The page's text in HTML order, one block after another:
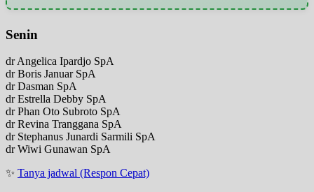
Senin
dr Angelica Ipardjo SpA
dr Boris Januar SpA
dr Dasman SpA
dr Estrella Debby SpA
dr Phan Oto Subroto SpA
dr Revina Tranggana SpA
dr Stephanus Junardi Sarmili SpA
dr Wiwi Gunawan SpA
✨ Tanya jadwal (Respon Cepat)